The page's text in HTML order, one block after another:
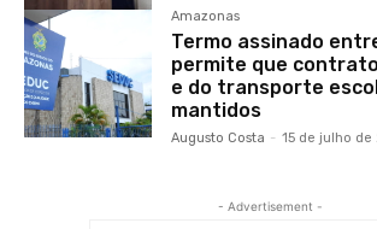
Amazonas
Termo assinado
permite que
e do transporte
mantidos
Augusto Costa - 15 de julho de
- Advertisement -